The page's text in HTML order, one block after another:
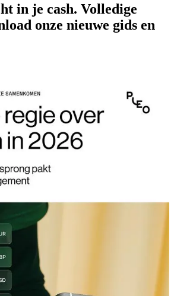
in je cash. Volledige
onze nieuwe gids en